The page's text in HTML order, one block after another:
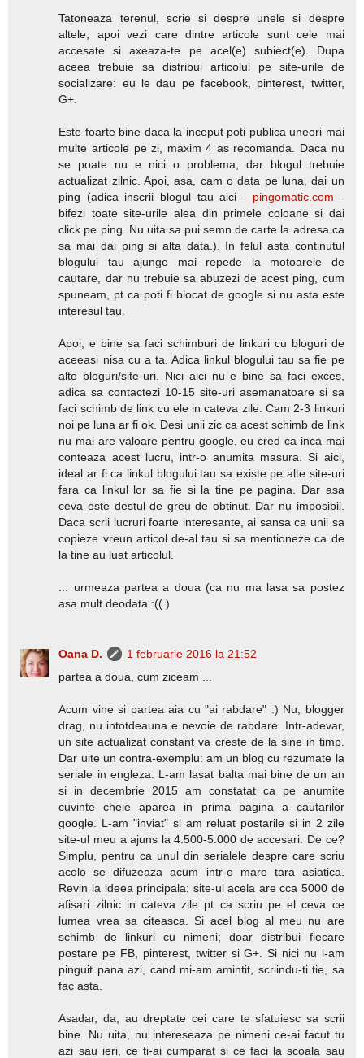
Tatoneaza terenul, scrie si despre unele si despre
altele, apoi vezi care dintre articole sunt cele mai
accesate si axeaza-te pe acel(e) subiect(e). Dupa
aceea trebuie sa distribui articolul pe site-urile de
socializare: eu le dau pe facebook, pinterest, twitter,
G+.
Este foarte bine daca la inceput poti publica uneori mai
multe articole pe zi, maxim 4 as recomanda. Daca nu
se poate nu e nici o problema, dar blogul trebuie
actualizat zilnic. Apoi, asa, cam o data pe luna, dai un
ping (adica inscrii blogul tau aici - pingomatic.com -
bifezi toate site-urile alea din primele coloane si dai
click pe ping. Nu uita sa pui semn de carte la adresa ca
sa mai dai ping si alta data.). In felul asta continutul
blogului tau ajunge mai repede la motoarele de
cautare, dar nu trebuie sa abuzezi de acest ping, cum
spuneam, pt ca poti fi blocat de google si nu asta este
interesul tau.
Apoi, e bine sa faci schimburi de linkuri cu bloguri de
aceeasi nisa cu a ta. Adica linkul blogului tau sa fie pe
alte bloguri/site-uri. Nici aici nu e bine sa faci exces,
adica sa contactezi 10-15 site-uri asemanatoare si sa
faci schimb de link cu ele in cateva zile. Cam 2-3 linkuri
noi pe luna ar fi ok. Desi unii zic ca acest schimb de link
nu mai are valoare pentru google, eu cred ca inca mai
conteaza acest lucru, intr-o anumita masura. Si aici,
ideal ar fi ca linkul blogului tau sa existe pe alte site-uri
fara ca linkul lor sa fie si la tine pe pagina. Dar asa
ceva este destul de greu de obtinut. Dar nu imposibil.
Daca scrii lucruri foarte interesante, ai sansa ca unii sa
copieze vreun articol de-al tau si sa mentioneze ca de
la tine au luat articolul.
... urmeaza partea a doua (ca nu ma lasa sa postez
asa mult deodata :(( )
Oana D.
1 februarie 2016 la 21:52
partea a doua, cum ziceam ...
Acum vine si partea aia cu "ai rabdare" :) Nu, blogger
drag, nu intotdeauna e nevoie de rabdare. Intr-adevar,
un site actualizat constant va creste de la sine in timp.
Dar uite un contra-exemplu: am un blog cu rezumate la
seriale in engleza. L-am lasat balta mai bine de un an
si in decembrie 2015 am constatat ca pe anumite
cuvinte cheie aparea in prima pagina a cautarilor
google. L-am "inviat" si am reluat postarile si in 2 zile
site-ul meu a ajuns la 4.500-5.000 de accesari. De ce?
Simplu, pentru ca unul din serialele despre care scriu
acolo se difuzeaza acum intr-o mare tara asiatica.
Revin la ideea principala: site-ul acela are cca 5000 de
afisari zilnic in cateva zile pt ca scriu pe el ceva ce
lumea vrea sa citeasca. Si acel blog al meu nu are
schimb de linkuri cu nimeni; doar distribui fiecare
postare pe FB, pinterest, twitter si G+. Si nici nu l-am
pinguit pana azi, cand mi-am amintit, scriindu-ti tie, sa
fac asta.
Asadar, da, au dreptate cei care te sfatuiesc sa scrii
bine. Nu uita, nu intereseaza pe nimeni ce-ai facut tu
azi sau ieri, ce ti-ai cumparat si ce faci la scoala sau